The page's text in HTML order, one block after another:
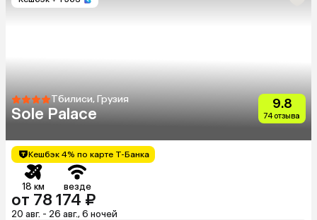
Тбилиси, Грузия
Sole Palace
9.8
74 отзыва
Кешбэк 4% по карте Т-Банка
18 км везде
от 78 174 ₽
20 авг. - 26 авг., 6 ночей